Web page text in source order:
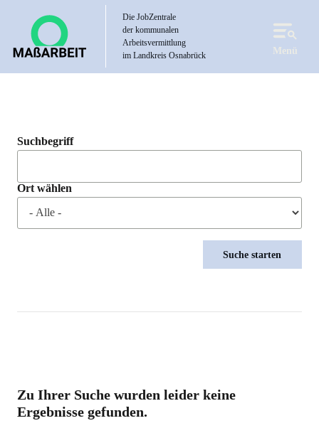
Die JobZentrale
der kommunalen
Arbeitsvermittlung
im Landkreis Osnabrück
Menü
Suchbegriff
Ort wählen
Zu Ihrer Suche wurden leider keine
Ergebnisse gefunden.